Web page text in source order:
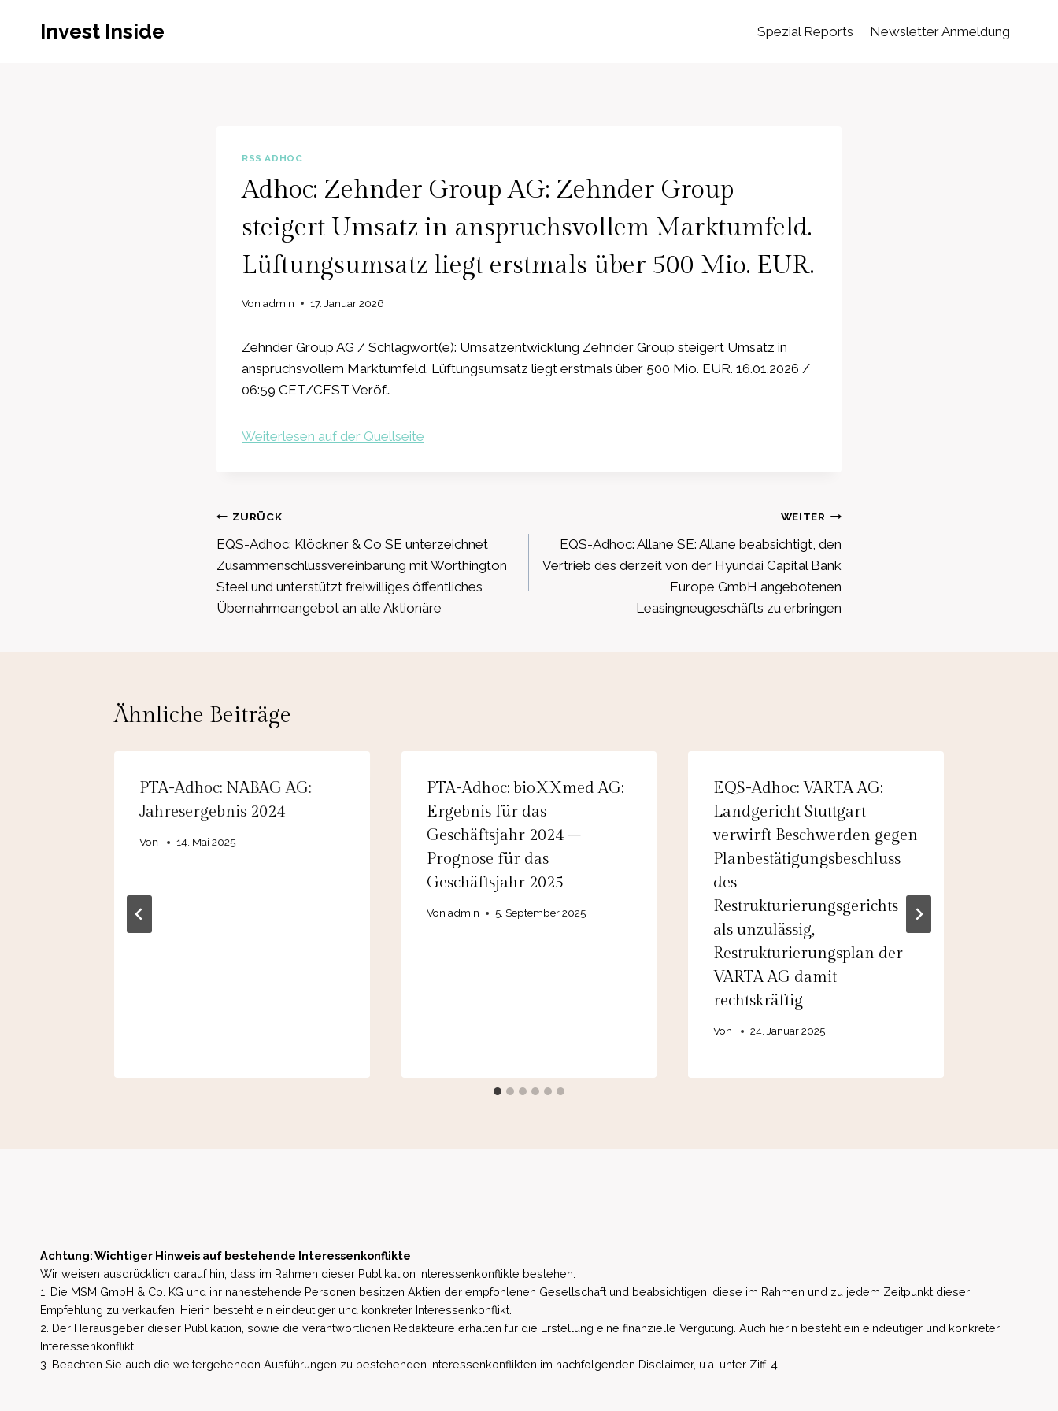
Invest Inside Spezial Reports Newsletter Anmeldung
RSS ADHOC
Adhoc: Zehnder Group AG: Zehnder Group
steigert Umsatz in anspruchsvollem Marktumfeld.
Lüftungsumsatz liegt erstmals über 500 Mio. EUR.
Von admin 17. Januar 2026
Zehnder Group AG / Schlagwort(e): Umsatzentwicklung Zehnder Group steigert Umsatz in
anspruchsvollem Marktumfeld. Lüftungsumsatz liegt erstmals über 500 Mio. EUR. 16.01.2026 /
06:59 CET/CEST Veröf…
Weiterlesen auf der Quellseite
Beitragsnavigation
ZURÜCK
EQS-Adhoc: Klöckner & Co SE unterzeichnet
Zusammenschlussvereinbarung mit Worthington
Steel und unterstützt freiwilliges öffentliches
Übernahmeangebot an alle Aktionäre
WEITER
EQS-Adhoc: Allane SE: Allane beabsichtigt, den
Vertrieb des derzeit von der Hyundai Capital Bank
Europe GmbH angebotenen
Leasingneugeschäfts zu erbringen
Ähnliche Beiträge
PTA-Adhoc: NABAG AG:
Jahresergebnis 2024
Von 14. Mai 2025
PTA-Adhoc: bioXXmed AG:
Ergebnis für das
Geschäftsjahr 2024 –
Prognose für das
Geschäftsjahr 2025
Von admin 5. September 2025
EQS-Adhoc: VARTA AG:
Landgericht Stuttgart
verwirft Beschwerden gegen
Planbestätigungsbeschluss
des
Restrukturierungsgerichts
als unzulässig,
Restrukturierungsplan der
VARTA AG damit
rechtskräftig
Von 24. Januar 2025
Achtung: Wichtiger Hinweis auf bestehende Interessenkonflikte
Wir weisen ausdrücklich darauf hin, dass im Rahmen dieser Publikation Interessenkonflikte bestehen:
1. Die MSM GmbH & Co. KG und ihr nahestehende Personen besitzen Aktien der empfohlenen Gesellschaft und beabsichtigen, diese im Rahmen und zu jedem Zeitpunkt dieser
Empfehlung zu verkaufen. Hierin besteht ein eindeutiger und konkreter Interessenkonflikt.
2. Der Herausgeber dieser Publikation, sowie die verantwortlichen Redakteure erhalten für die Erstellung eine finanzielle Vergütung. Auch hierin besteht ein eindeutiger und konkreter
Interessenkonflikt.
3. Beachten Sie auch die weitergehenden Ausführungen zu bestehenden Interessenkonflikten im nachfolgenden Disclaimer, u.a. unter Ziff. 4.